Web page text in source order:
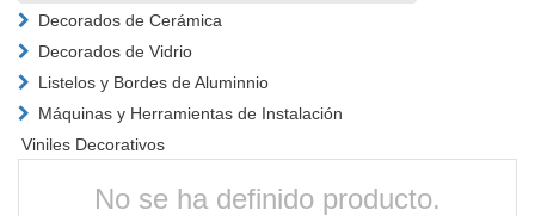
Decorados de Cerámica
Decorados de Vidrio
Listelos y Bordes de Aluminnio
Máquinas y Herramientas de Instalación
Viniles Decorativos
No se ha definido producto.